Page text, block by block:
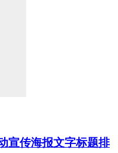
宣传海报文字标题排